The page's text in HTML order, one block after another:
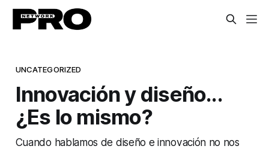
UNCATEGORIZED
Innovación y diseño...
¿Es lo mismo?
Cuando hablamos de diseño e innovación no nos